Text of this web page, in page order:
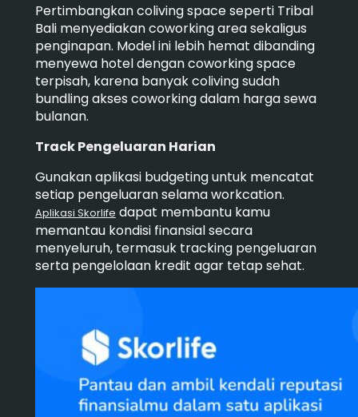
Pertimbangkan coliving space seperti Tribal
Bali menyediakan coworking area sekaligus
penginapan. Model ini lebih hemat dibanding
menyewa hotel dengan coworking space
terpisah, karena banyak coliving sudah
bundling akses coworking dalam harga sewa
bulanan.
Track Pengeluaran Harian
Gunakan aplikasi budgeting untuk mencatat
setiap pengeluaran selama workcation.
Aplikasi Skorlife dapat membantu kamu
memantau kondisi finansial secara
menyeluruh, termasuk tracking pengeluaran
serta pengelolaan kredit agar tetap sehat.